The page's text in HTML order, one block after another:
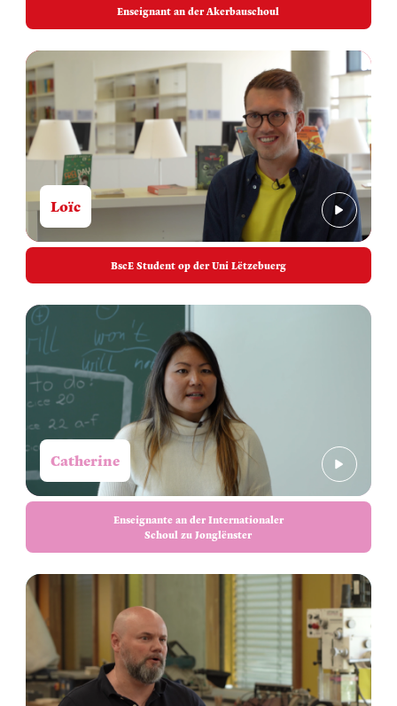
Enseignant an der Akerbauschoul
Loïc
BscE Student op der Uni Lëtzebuerg
Catherine
Enseignante an der Internationaler
Schoul zu Jonglënster